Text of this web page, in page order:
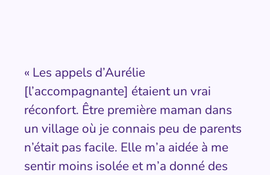
« Les appels d’Aurélie
[l’accompagnante] étaient un vrai
réconfort. Être première maman dans
un village où je connais peu de parents
n’était pas facile. Elle m’a aidée à me
sentir moins isolée et m’a donné des